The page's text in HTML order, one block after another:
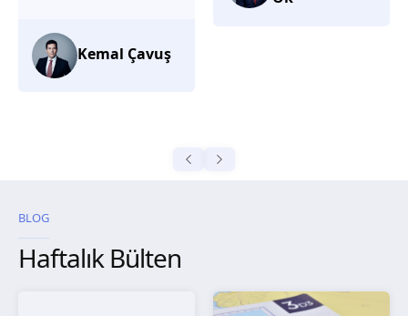
BLOG
Haftalık Bülten